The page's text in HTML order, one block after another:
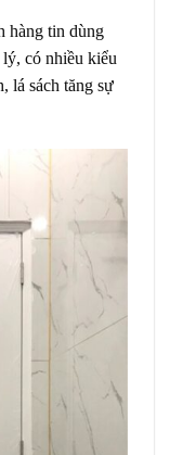
hàng tin dùng
lý, có nhiều kiểu
lá sách tăng sự